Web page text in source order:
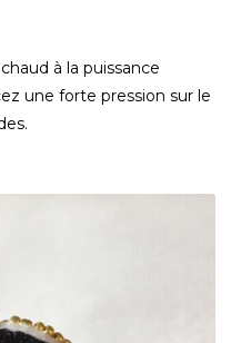
à la puissance
une forte pression sur le